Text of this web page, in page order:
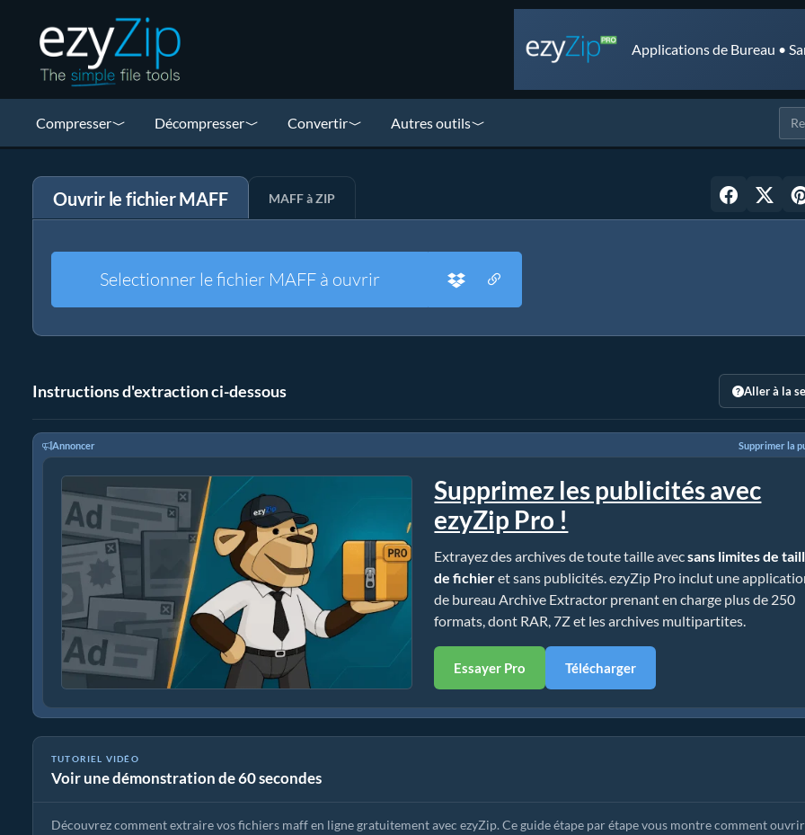
Applications de Bureau •
Compresser Décompresser Convertir Autres outils
Ouvrir le fichier MAFF MAFF à ZIP
Selectionner le fichier MAFF à ouvrir
Instructions d'extraction ci-dessous Aller à la
Annoncer Supprimer la
Supprimez les publicités avec
ezyZip Pro !
Extrayez des archives de toute taille avecsans limites de
de fichieret sans publicités. ezyZip Pro inclut une
de bureau Archive Extractor prenant en charge plus de 250
formats, dont RAR, 7Z et les archives multipartites.
Essayer Pro Télécharger
TUTORIEL VIDÉO
Voir une démonstration de 60 secondes
Comment extraire des fichiers maff en ligne avec ezyZip (gratuit, sans installation)
Découvrez comment extraire vos fichiers maff en ligne gratuitement avec ezyZip. Ce guide étape par étape vous montre comment